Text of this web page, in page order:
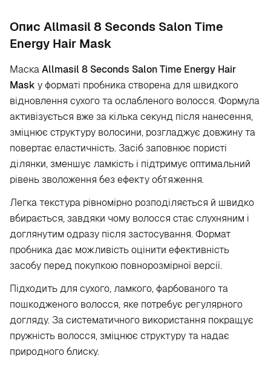
Опис Allmasil 8 Seconds Salon Time
Energy Hair Mask
МаскаAllmasil 8 Seconds Salon Time Energy Hair
Mask у форматі пробника створена для швидкого
відновлення сухого та ослабленого волосся. Формула
активізується вже за кілька секунд після нанесення,
зміцнює структуру волосини, розгладжує довжину та
повертає еластичність. Засіб заповнює пористі
ділянки, зменшує ламкість і підтримує оптимальний
рівень зволоження без ефекту обтяження.
Легка текстура рівномірно розподіляється й швидко
вбирається, завдяки чому волосся стає слухняним і
доглянутим одразу після застосування. Формат
пробника дає можливість оцінити ефективність
засобу перед покупкою повнорозмірної версії.
Підходить для сухого, ламкого, фарбованого та
пошкодженого волосся, яке потребує регулярного
догляду. За систематичного використання покращує
пружність волосся, зміцнює структуру та надає
природного блиску.